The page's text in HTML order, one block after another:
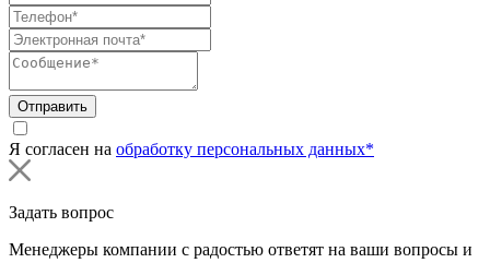
Отправить
Я согласен на обработку персональных данных*
Задать вопрос
Менеджеры компании с радостью ответят на ваши вопросы и